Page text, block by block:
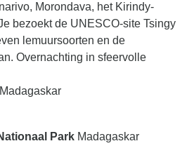
Morondava, het Kirindy-
bezoekt de UNESCO-site Tsingy
lemuursoorten en de
Overnachting in sfeervolle
Madagaskar
Park Madagaskar